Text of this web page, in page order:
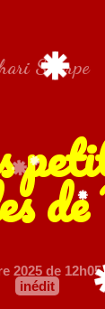
Sharpe
2025 de
inédit